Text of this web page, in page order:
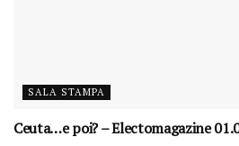
SALA STAMPA
Ceuta…e poi? – Electomagazine